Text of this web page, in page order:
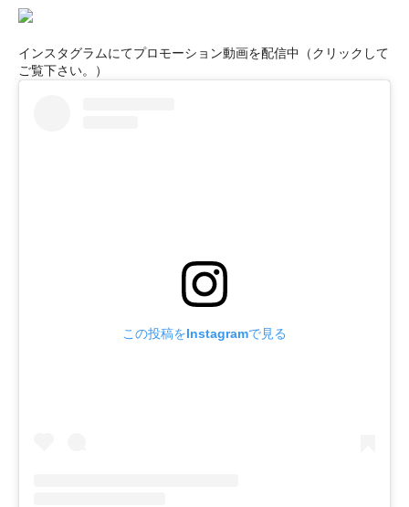
インスタグラムにてプロモーション動画を配信中（クリックして
ご覧下さい。）
この投稿をInstagramで見る